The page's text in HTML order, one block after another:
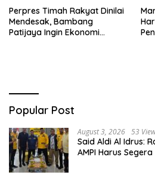
Perpres Timah Rakyat Dinilai
Mendesak, Bambang
Patijaya Ingin Ekonomi
Popular Post
August 3, 2026 53
Said Aldi Al Idrus:
AMPI Harus